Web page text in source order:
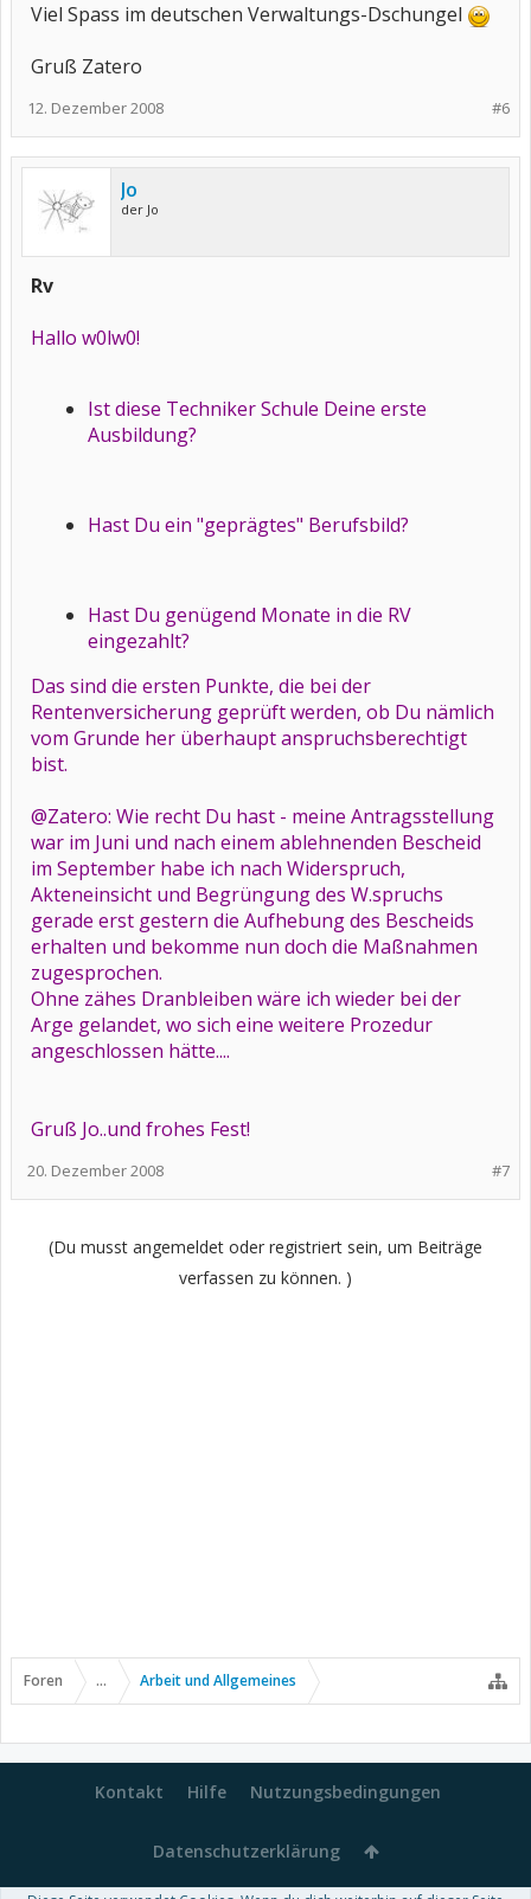
Viel Spass im deutschen Verwaltungs-Dschungel
Gruß Zatero
#6
12. Dezember 2008
Jo
der Jo
Rv
Hallo w0lw0!
Ist diese Techniker Schule Deine erste
Ausbildung?
Hast Du ein "geprägtes" Berufsbild?
Hast Du genügend Monate in die RV
eingezahlt?
Das sind die ersten Punkte, die bei der
Rentenversicherung geprüft werden, ob Du nämlich
vom Grunde her überhaupt anspruchsberechtigt
bist.
@Zatero: Wie recht Du hast - meine Antragsstellung
war im Juni und nach einem ablehnenden Bescheid
im September habe ich nach Widerspruch,
Akteneinsicht und Begrüngung des W.spruchs
gerade erst gestern die Aufhebung des Bescheids
erhalten und bekomme nun doch die Maßnahmen
zugesprochen.
Ohne zähes Dranbleiben wäre ich wieder bei der
Arge gelandet, wo sich eine weitere Prozedur
angeschlossen hätte....
Gruß Jo..und frohes Fest!
#7
20. Dezember 2008
(Du musst angemeldet oder registriert sein, um Beiträge
verfassen zu können. )
Foren ... Arbeit und Allgemeines
Kontakt Hilfe Nutzungsbedingungen
Datenschutzerklärung